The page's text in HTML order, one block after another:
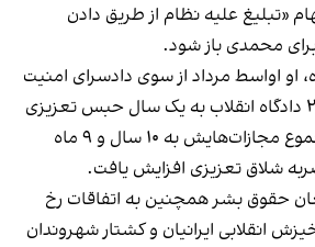
«تبلیغ علیه نظام از طریق دادن
برای محمدی باز شود.
او اواسط مرداد از سوی دادسرای امنیت
زندان اوین در شعبه ۲۹ دادگاه انقلاب به یک سال حبس تعزیزی
دیگر محکوم شد و مجموع مجازات‌هایش به ۱۰ سال و ۹ ماه
حقوق بشر همچنین به اتفاقات رخ
انقلابی ایرانیان و کشتار شهروندان